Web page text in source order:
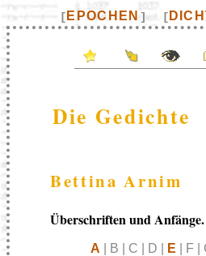
[ EPOCHEN ] [
Die Gedichte
Bettina Arnim
Überschriften und Anfänge.
A | B | C | D | E | F